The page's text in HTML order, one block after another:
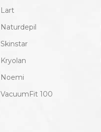
Lart
Naturdepil
Skinstar
Kryolan
Noemi
VacuumFit 100